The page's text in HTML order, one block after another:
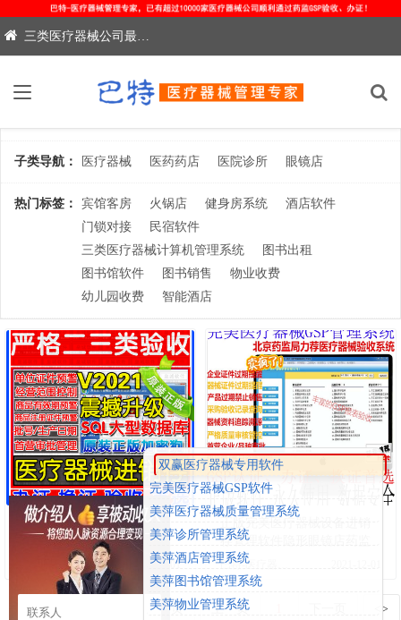
三类医疗器械公司最新药监办证验收保过-电联：13213014788
子类导航： 医疗器械 医药药店 医院诊所 眼镜店
热门标签： 宾馆客房 火锅店 健身房系统
酒店软件
门锁对接
民宿软件
三类医疗器械计算机管理系统
图书出租
图书馆软件
图书销售
物业收费
幼儿园收费
智能酒店
双赢医疗器械进销存管理软
件系统 二三类GSP软件验收
含计算机文档
巴特-医疗器械管理专家 2021-12-01
存管理软件隐形眼镜店药监
GSP认证验收
首页 上一页 <>
双赢医疗器械专用软件
完美医疗器械GSP软件
美萍医疗器械质量管理系统
美萍诊所管理系统
美萍酒店管理系统
美萍图书馆管理系统
美萍物业管理系统